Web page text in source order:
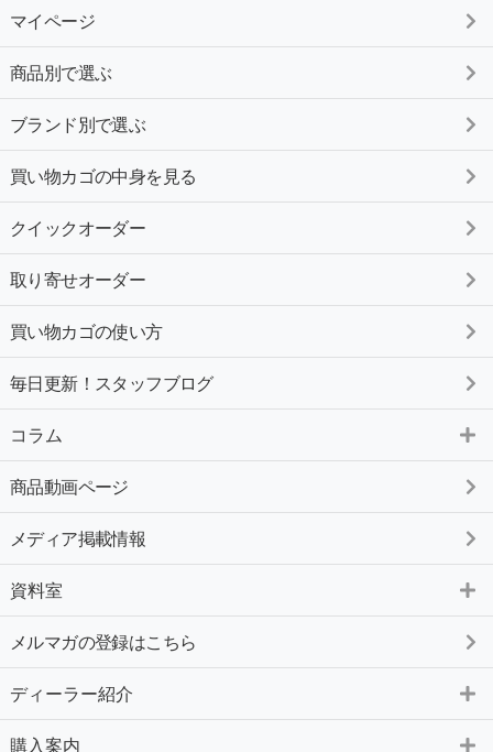
マイページ
商品別で選ぶ
ブランド別で選ぶ
買い物カゴの中身を見る
クイックオーダー
取り寄せオーダー
買い物カゴの使い方
毎日更新！スタッフブログ
コラム
商品動画ページ
メディア掲載情報
資料室
メルマガの登録はこちら
ディーラー紹介
購入案内